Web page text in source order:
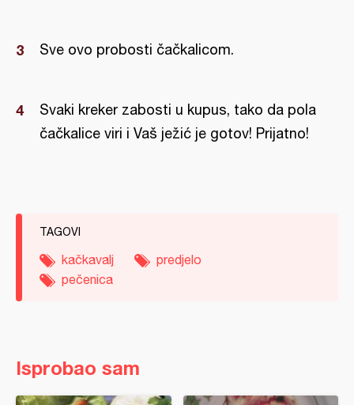
Sve ovo probosti čačkalicom.
Svaki kreker zabosti u kupus, tako da pola
čačkalice viri i Vaš ježić je gotov! Prijatno!
TAGOVI
kačkavalj
predjelo
pečenica
Isprobao sam